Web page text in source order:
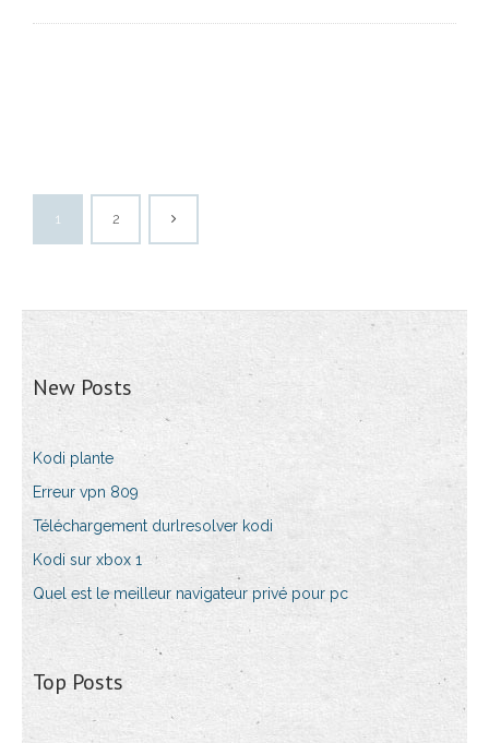
1 2
New Posts
Kodi plante
Erreur vpn 809
Téléchargement durlresolver kodi
Kodi sur xbox 1
Quel est le meilleur navigateur privé pour pc
Top Posts